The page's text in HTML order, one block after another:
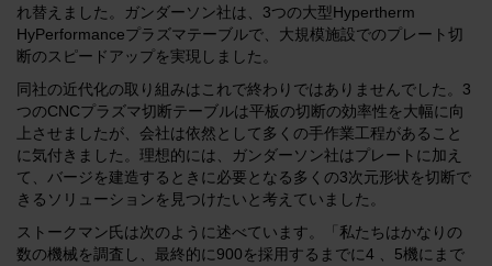
れ替えました。ガンダーソン社は、3つの大型Hypertherm
HyPerformanceプラズマテーブルで、大規模施設でのプレート切
断のスピードアップを実現しました。
同社の近代化の取り組みはこれで終わりではありませんでした。3
つのCNCプラズマ切断テーブルは平板の切断の効率性を大幅に向
上させましたが、会社は依然として多くの手作業工程があること
に気付きました。理想的には、ガンダーソン社はプレートに加え
て、バージを建造するときに必要となる多くの3次元形状を切断で
きるソリューションを見つけたいと考えていました。
ストークマン氏は次のように述べています。「私たちはかなりの
数の機械を調査し、最終的に900を採用するまでに4 、5機にまで